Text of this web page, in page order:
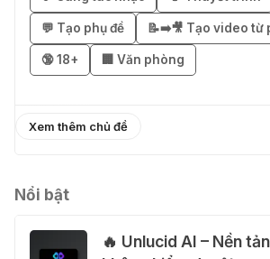
֎ Cách nhận ChatGPT
miễn phí
💃 Tạo video AI nhảy
💬 Tạo phụ đề 📝➡️🎥 Tạo video từ
🔞 18+ 🏢 Văn phòng
Xem thêm chủ đề
Nổi bật
🔥 Unlucid AI – Nền